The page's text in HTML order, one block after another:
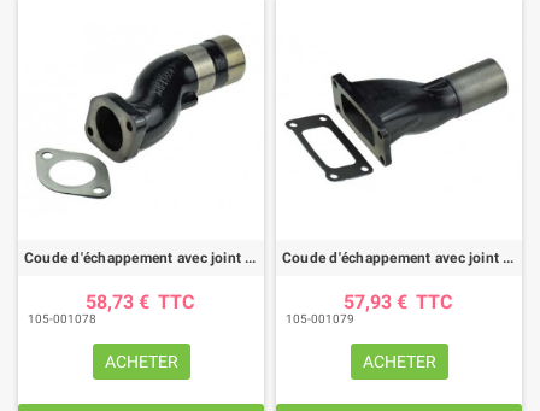
Coude d'échappement avec joint CASE IH
58,73 € TTC
105-001078
ACHETER
Coude d'échappement avec joint CASE IH
57,93 € TTC
105-001079
ACHETER